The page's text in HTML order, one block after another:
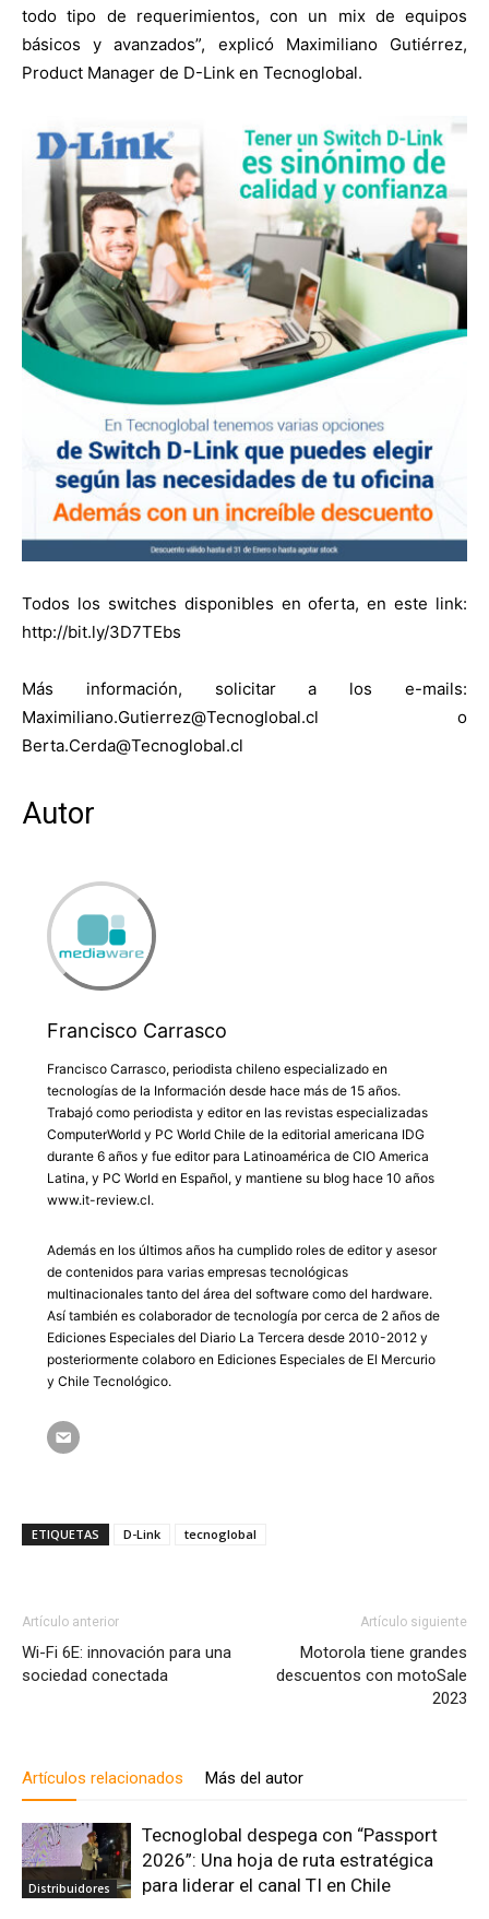
todo tipo de requerimientos, con un mix de equipos
básicos y avanzados”, explicó Maximiliano Gutiérrez,
Product Manager de D-Link en Tecnoglobal.
Todos los switches disponibles en oferta, en este link:
http://bit.ly/3D7TEbs
Más información, solicitar a los e-mails:
Maximiliano.Gutierrez@Tecnoglobal.cl o
Berta.Cerda@Tecnoglobal.cl
Autor
Francisco Carrasco
Francisco Carrasco, periodista chileno especializado en
tecnologías de la Información desde hace más de 15 años.
Trabajó como periodista y editor en las revistas especializadas
ComputerWorld y PC World Chile de la editorial americana IDG
durante 6 años y fue editor para Latinoamérica de CIO America
Latina, y PC World en Español, y mantiene su blog hace 10 años
www.it-review.cl.
Además en los últimos años ha cumplido roles de editor y asesor
de contenidos para varias empresas tecnológicas
multinacionales tanto del área del software como del hardware.
Así también es colaborador de tecnología por cerca de 2 años de
Ediciones Especiales del Diario La Tercera desde 2010-2012 y
posteriormente colaboro en Ediciones Especiales de El Mercurio
y Chile Tecnológico.
ETIQUETAS D-Link tecnoglobal
Artículo anterior
Wi-Fi 6E: innovación para una
sociedad conectada
Artículo siguiente
Motorola tiene grandes
descuentos con motoSale
2023
Artículos relacionados Más del autor
Distribuidores
Tecnoglobal despega con “Passport
2026”: Una hoja de ruta estratégica
para liderar el canal TI en Chile